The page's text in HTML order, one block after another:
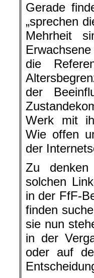
Gerade
„sprechen
Mehrheit
die
der
Werk mit
Wie offen
der
Zu denken
solchen
in der FfF-
finden
sie nun
in der
oder auf